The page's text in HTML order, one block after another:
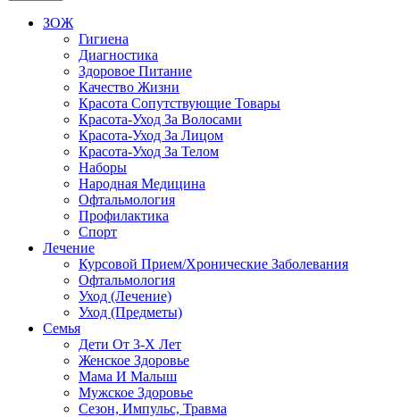
ЗОЖ
Гигиена
Диагностика
Здоровое Питание
Качество Жизни
Красота Сопутствующие Товары
Красота-Уход За Волосами
Красота-Уход За Лицом
Красота-Уход За Телом
Наборы
Народная Медицина
Офтальмология
Профилактика
Спорт
Лечение
Курсовой Прием/Хронические Заболевания
Офтальмология
Уход (Лечение)
Уход (Предметы)
Семья
Дети От 3-Х Лет
Женское Здоровье
Мама И Малыш
Мужское Здоровье
Сезон, Импульс, Травма